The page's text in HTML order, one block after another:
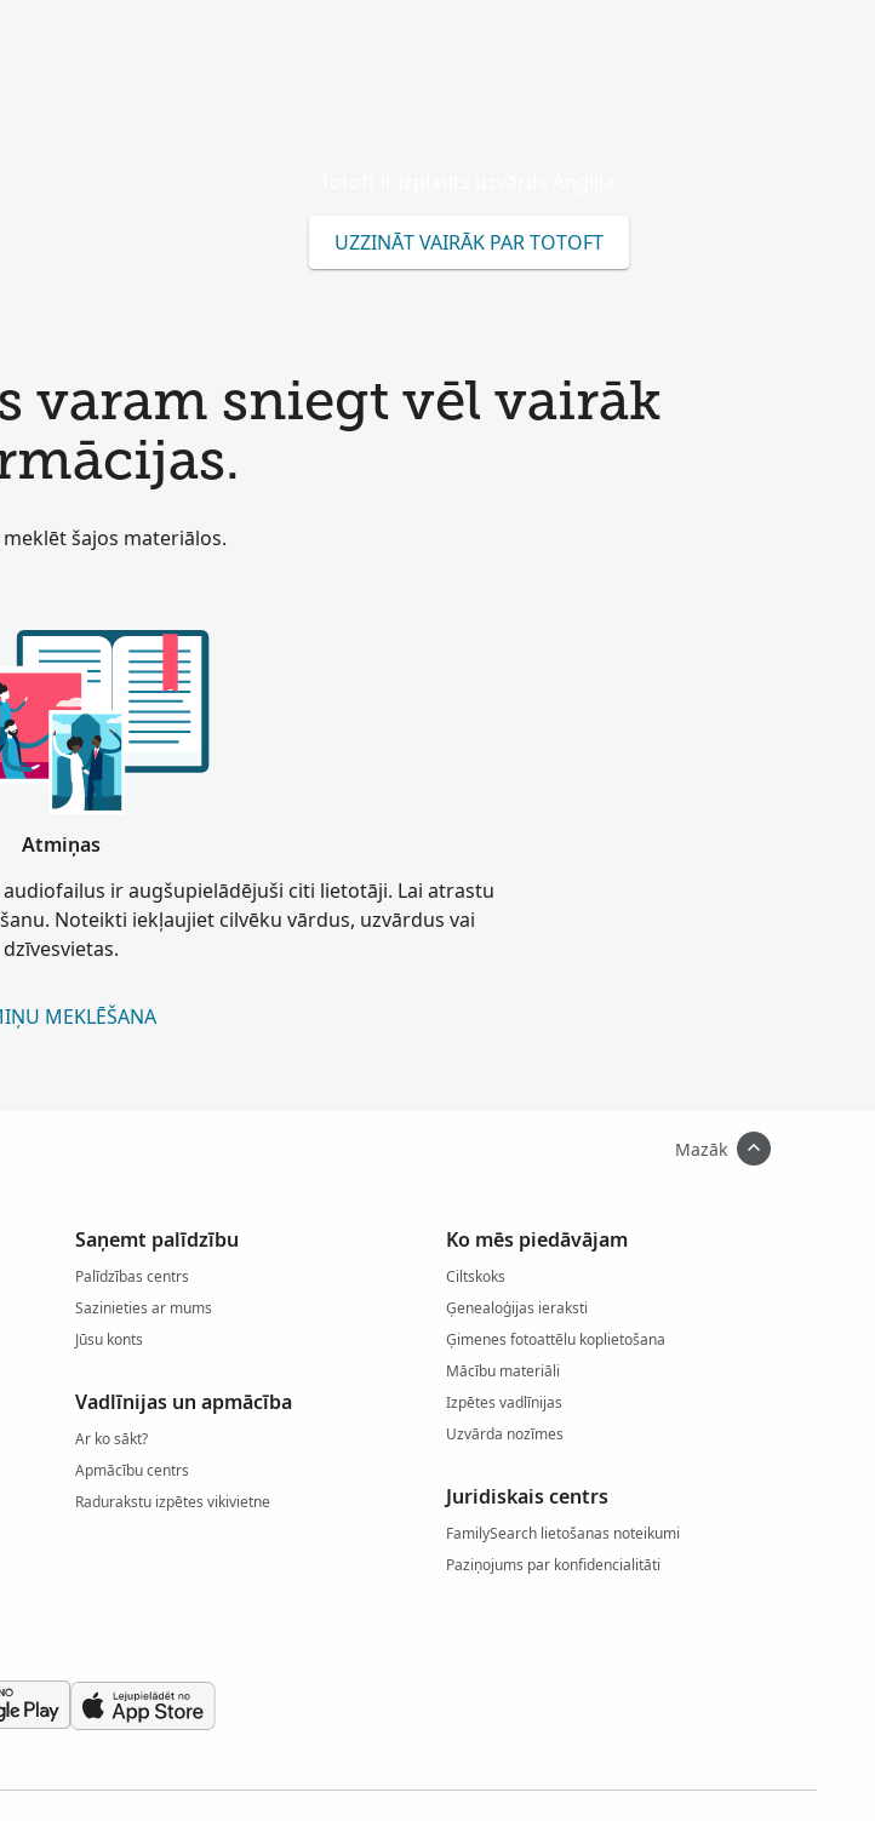
UZZINĀT VAIRĀK PAR TOTOFT
varam sniegt vēl vairāk
šajos materiālos.
Atmiņas
ir augšupielādējuši citi lietotāji. Lai atrastu
Noteikti iekļaujiet cilvēku vārdus, uzvārdus vai
dzīvesvietas.
MEKLĒŠANA
Mazāk
Saņemt palīdzību
Palīdzības centrs
Sazinieties ar mums
Jūsu konts
Vadlīnijas un apmācība
Ar ko sākt?
Apmācību centrs
Radurakstu izpētes vikivietne
Ko mēs piedāvājam
Ciltskoks
Ģenealoģijas ieraksti
Ģimenes fotoattēlu koplietošana
Mācību materiāli
Izpētes vadlīnijas
Uzvārda nozīmes
Juridiskais centrs
FamilySearch lietošanas noteikumi
Paziņojums par konfidencialitāti